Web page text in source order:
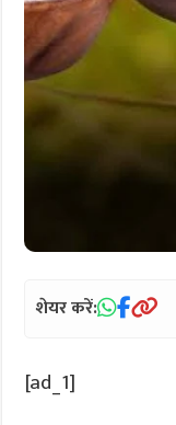
शेयर करें:
[ad_1]